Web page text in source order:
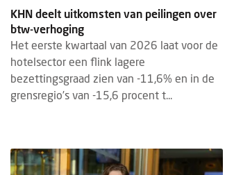
KHN deelt uitkomsten van peilingen over
btw-verhoging
Het eerste kwartaal van 2026 laat voor de
hotelsector een flink lagere
bezettingsgraad zien van -11,6% en in de
grensregio’s van -15,6 procent t...